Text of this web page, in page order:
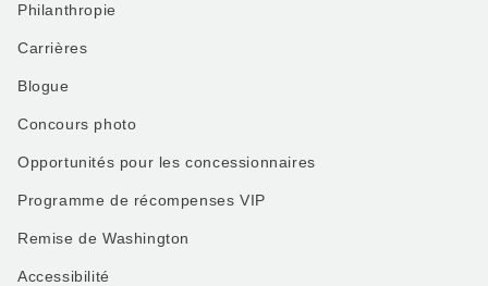
Philanthropie
Carrières
Blogue
Concours photo
Opportunités pour les concessionnaires
Programme de récompenses VIP
Remise de Washington
Accessibilité